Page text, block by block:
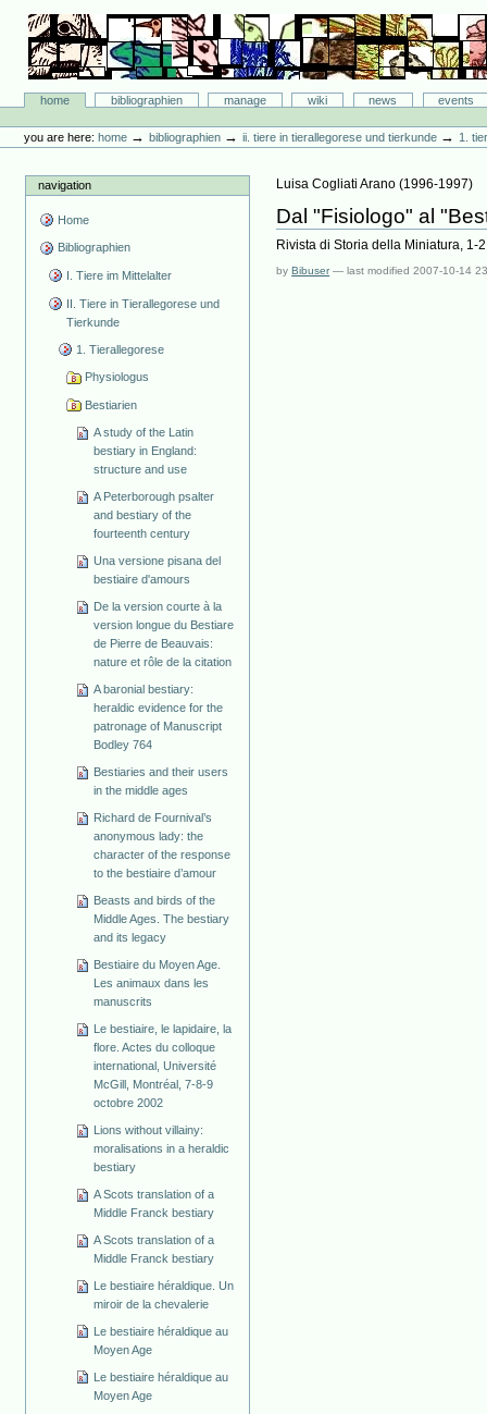
content.
navigation
Bibliographie-Portal
Sectionshome bibliographien manage wiki news
events
tools
you are here: home →bibliographien →ii. tiere in tierallegorese und tierkunde →1.
navigation
Home
Bibliographien
I. Tiere im Mittelalter
II. Tiere in Tierallegorese und
Tierkunde
1. Tierallegorese
Physiologus
Bestiarien
A study of the Latin
bestiary in England:
structure and use
A Peterborough psalter
and bestiary of the
fourteenth century
Una versione pisana del
bestiaire d'amours
De la version courte à la
version longue du Bestiare
de Pierre de Beauvais:
nature et rôle de la citation
A baronial bestiary:
heraldic evidence for the
patronage of Manuscript
Bodley 764
Bestiaries and their users
in the middle ages
Richard de Fournival’s
anonymous lady: the
character of the response
to the bestiaire d’amour
Beasts and birds of the
Middle Ages. The bestiary
and its legacy
Bestiaire du Moyen Age.
Les animaux dans les
manuscrits
Le bestiaire, le lapidaire, la
flore. Actes du colloque
international, Université
McGill, Montréal, 7-8-9
octobre 2002
Lions without villainy:
moralisations in a heraldic
bestiary
A Scots translation of a
Middle Franck bestiary
A Scots translation of a
Middle Franck bestiary
Le bestiaire héraldique. Un
miroir de la chevalerie
Le bestiaire héraldique au
Moyen Age
Le bestiaire héraldique au
Moyen Age
Luisa Cogliati Arano (1996-1997)
Dal "Fisiologo" al
Rivista di Storia della Miniatura, 1-
byBibuser —last modified2007-10-14